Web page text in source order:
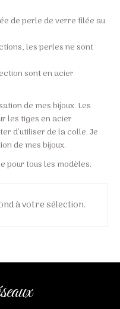
de perle de verre filée au
les perles ne sont
sont en acier
de mes bijoux. Les
les tiges en acier
d’utiliser de la colle. Je
de mes bijoux.
pour tous les modèles.
à votre sélection.